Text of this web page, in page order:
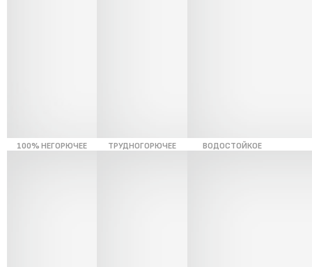
100% НЕГОРЮЧЕЕ ТРУДНОГОРЮЧЕЕ ВОДОСТОЙКОЕ